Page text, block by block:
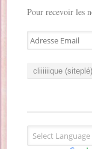
Pour recevoir les
A
d
E
m